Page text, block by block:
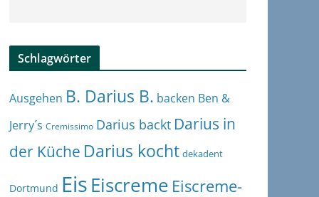
Schlagwörter
Ausgehen B. Darius B. backen Ben &
Jerry´s Cremissimo Darius backt Darius in
der Küche Darius kocht dekadent
Dortmund EisEiscreme Eiscreme-